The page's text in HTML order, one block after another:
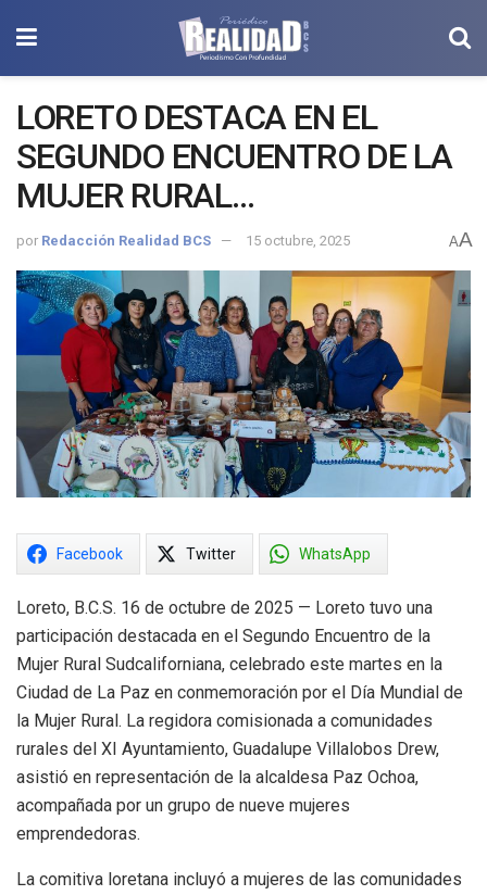
LORETO DESTACA EN EL
SEGUNDO ENCUENTRO DE LA
MUJER RURAL
SUDCALIFORNIANA
por Redacción Realidad BCS 15 octubre, 2025 AA
Facebook Twitter WhatsApp
Loreto, B.C.S. 16 de octubre de 2025 — Loreto tuvo una
participación destacada en el Segundo Encuentro de la
Mujer Rural Sudcaliforniana, celebrado este martes en la
Ciudad de La Paz en conmemoración por el Día Mundial de
la Mujer Rural. La regidora comisionada a comunidades
rurales del XI Ayuntamiento, Guadalupe Villalobos Drew,
asistió en representación de la alcaldesa Paz Ochoa,
acompañada por un grupo de nueve mujeres
emprendedoras.
La comitiva loretana incluyó a mujeres de las comunidades